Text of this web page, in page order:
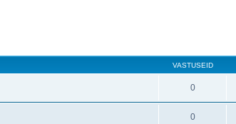
VASTUSEID
0
0